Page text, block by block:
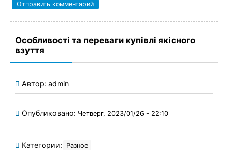
Особливості та переваги купівлі якісного
взуття
Автор: admin
Опубликовано: Четверг, 2023/01/26 - 22:10
Категории: Разное